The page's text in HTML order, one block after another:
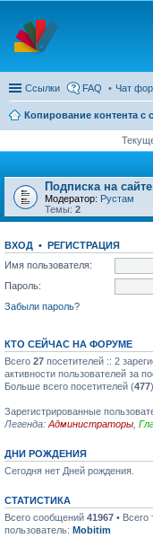
Ссылки FAQ Чат
Копирование контента с
Подписка на
Модератор: Рустам
Темы: 2
ВХОД • РЕГИСТРАЦИЯ
Имя пользователя:
Пароль:
Забыли пароль?
КТО СЕЙЧАС НА ФОРУМЕ
Всего 27 посетителей :: 2
активности пользователей за
Больше всего посетителей (477
Зарегистрированные
Легенда: Администраторы
ДНИ РОЖДЕНИЯ
Сегодня нет Дней рождения.
СТАТИСТИКА
Всего сообщений 41967 • Всего
пользователь: Mobitim